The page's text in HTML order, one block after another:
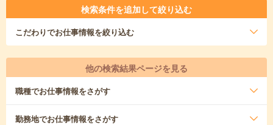
検索条件を追加して絞り込む
こだわりでお仕事情報を絞り込む
他の検索結果ページを見る
職種でお仕事情報をさがす
勤務地でお仕事情報をさがす